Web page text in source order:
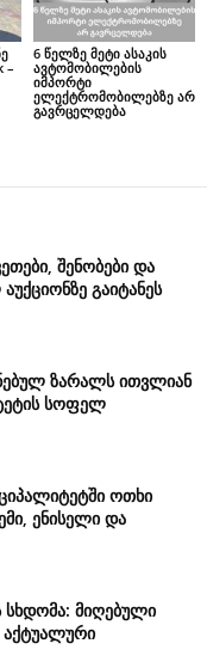
–
6 წელზე მეტი ასაკის
ავტომობილების
იმპორტი
ელექტრომობილებზე არ
გავრცელდება
შენობები და
გაიტანეს
ზარალს ითვლიან
სოფელ
ოთხი
ენისელი და
მიღებული
აქტუალური